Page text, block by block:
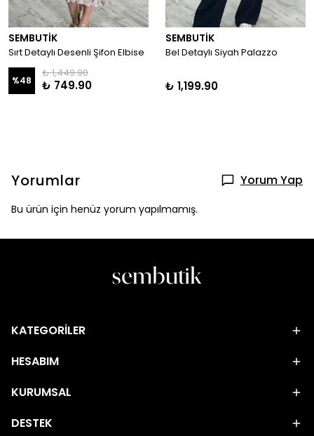
SEMBUTİK
Sırt Detaylı Desenli Şifon Elbise
%48
₺ 1,449.90
₺ 749.90
SEMBUTİK
Bel Detaylı Siyah Palazzo
₺ 1,199.90
Yorumlar Yorum Yap
Bu ürün için henüz yorum yapılmamış.
KATEGORİLER
HESABIM
KURUMSAL
DESTEK